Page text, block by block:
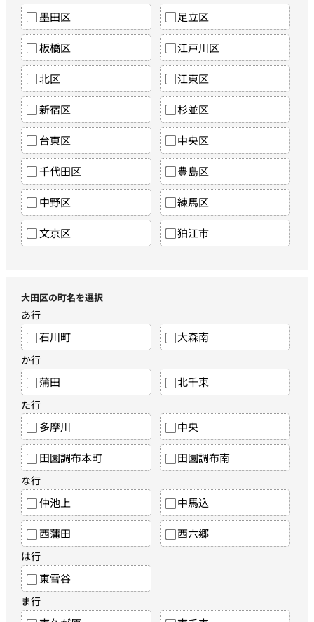
墨田区 足立区
板橋区 江戸川区
北区 江東区
新宿区 杉並区
台東区 中央区
千代田区 豊島区
中野区 練馬区
文京区 狛江市
大田区の町名を選択
あ行
石川町 大森南
か行
蒲田 北千束
た行
多摩川 中央
田園調布本町 田園調布南
な行
仲池上 中馬込
西蒲田 西六郷
は行
東雪谷
ま行